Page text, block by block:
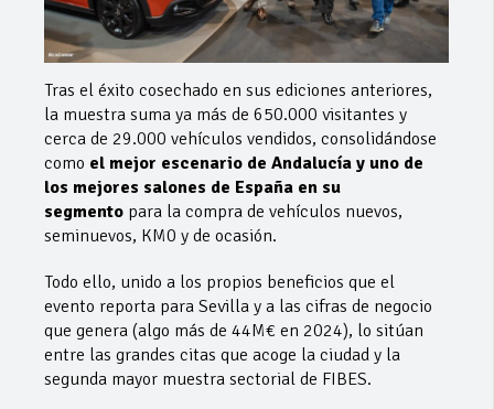
Tras el éxito cosechado en sus ediciones anteriores,
la muestra suma ya más de 650.000 visitantes y
cerca de 29.000 vehículos vendidos, consolidándose
como el mejor escenario de Andalucía y uno de
los mejores salones de España en su
segmento para la compra de vehículos nuevos,
seminuevos, KM0 y de ocasión.
Todo ello, unido a los propios beneficios que el
evento reporta para Sevilla y a las cifras de negocio
que genera (algo más de 44M€ en 2024), lo sitúan
entre las grandes citas que acoge la ciudad y la
segunda mayor muestra sectorial de FIBES.